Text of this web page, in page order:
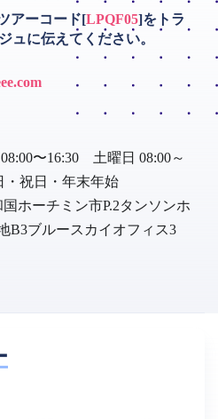
アーコード[LPQF05]をトラ
ュに伝えてください。
〜16:30 土曜日 08:00～
祝日・年末年始
ホーチミン市P.2タンソンホ
B3ブルースカイオフィス3